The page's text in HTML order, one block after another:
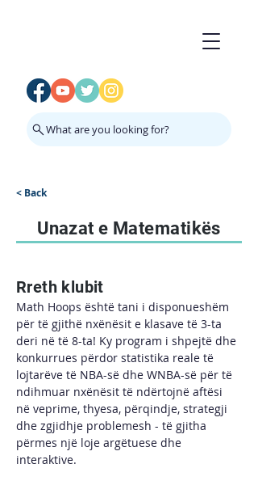
What are you looking for?
< Back
Unazat e Matematikës
Rreth klubit
Math Hoops është tani i disponueshëm
për të gjithë nxënësit e klasave të 3-ta
deri në të 8-ta! Ky program i shpejtë dhe
konkurrues përdor statistika reale të
lojtarëve të NBA-së dhe WNBA-së për të
ndihmuar nxënësit të ndërtojnë aftësi
në veprime, thyesa, përqindje, strategji
dhe zgjidhje problemesh - të gjitha
përmes një loje argëtuese dhe
interaktive.